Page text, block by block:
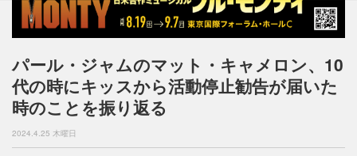
n
a
v
i
g
a
n
パール・ジャムのマット・キャメロン、10
代の時にキッスから活動停止勧告が届いた
時のことを振り返る
2024.4.25 木曜日